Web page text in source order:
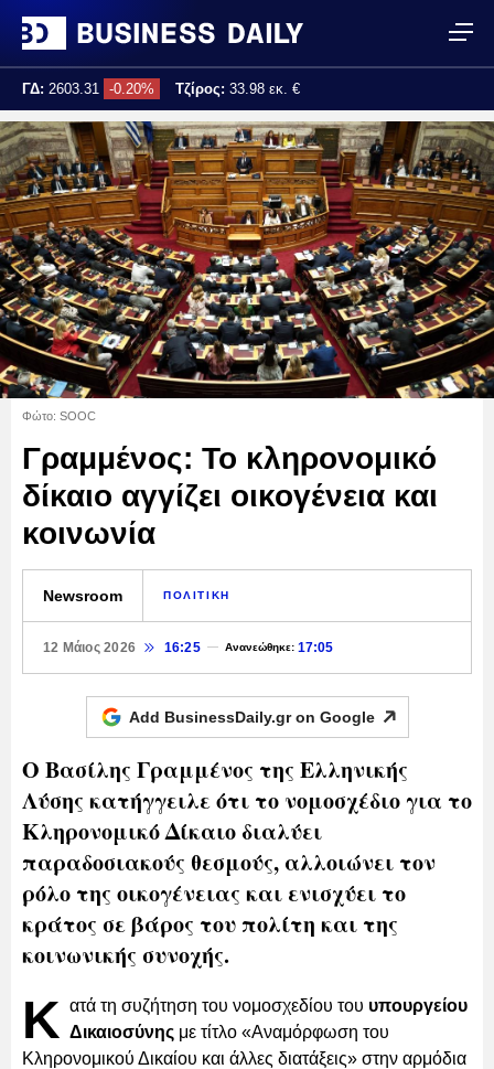
ΓΔ: 2603.31 -0.20% Τζίρος: 33.98 εκ. €
Τελ. ενημέρωση: 11:40:35
Φώτο: SOOC
Γραμμένος: Το κληρονομικό
δίκαιο αγγίζει οικογένεια και
κοινωνία
Newsroom ΠΟΛΙΤΙΚΗ
12 Μάιος 2026 16:25 Ανανεώθηκε:17:05
Add BusinessDaily.gr on Google
Ο Βασίλης Γραμμένος της Ελληνικής
Λύσης κατήγγειλε ότι το νομοσχέδιο για το
Κληρονομικό Δίκαιο διαλύει
παραδοσιακούς θεσμούς, αλλοιώνει τον
ρόλο της οικογένειας και ενισχύει το
κράτος σε βάρος του πολίτη και της
κοινωνικής συνοχής.
Κ ατά τη συζήτηση του νομοσχεδίου του υπουργείου
Δικαιοσύνης με τίτλο «Αναμόρφωση του
Κληρονομικού Δικαίου και άλλες διατάξεις» στην αρμόδια